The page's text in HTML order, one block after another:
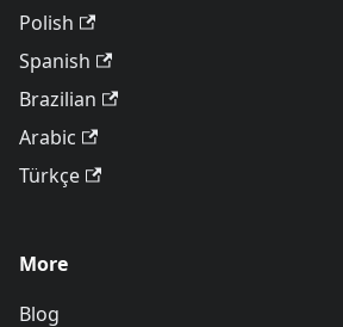
Polish
Spanish
Brazilian
Arabic
Türkçe
More
Blog